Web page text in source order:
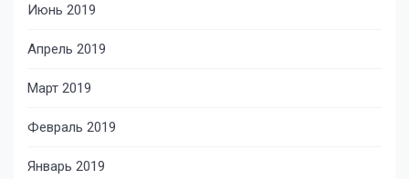
Июнь 2019
Апрель 2019
Март 2019
Февраль 2019
Январь 2019